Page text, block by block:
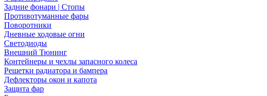
Задние фонари | Стопы
Противотуманные фары
Поворотники
Дневные ходовые огни
Светодиоды
Внешний Тюнинг
Контейнеры и чехлы запасного колеса
Решетки радиатора и бампера
Дефлекторы окон и капота
Защита фар